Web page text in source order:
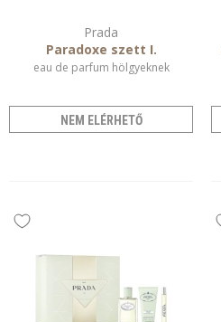
Prada
Paradoxe szett I.
eau de parfum hölgyeknek
NEM ELÉRHETŐ